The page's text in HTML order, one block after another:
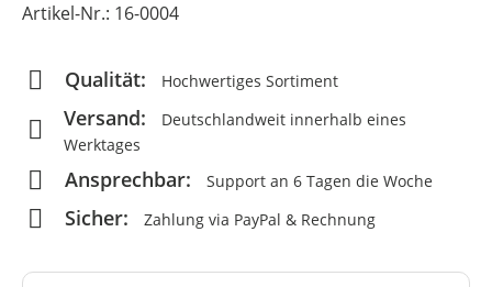
Artikel-Nr.: 16-0004
Qualität: Hochwertiges Sortiment
Versand:
Deutschlandweit innerhalb eines
Werktages
Ansprechbar: Support an 6 Tagen die Woche
Sicher: Zahlung via PayPal & Rechnung